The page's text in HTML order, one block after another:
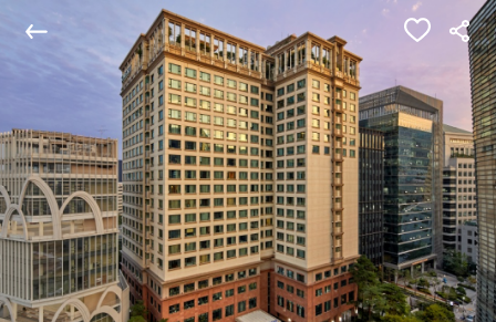
뒤로가기 관심숙소
공